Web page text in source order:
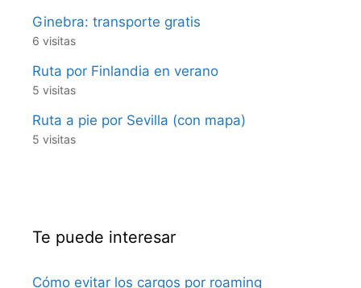
Ginebra: transporte gratis
6 visitas
Ruta por Finlandia en verano
5 visitas
Ruta a pie por Sevilla (con mapa)
5 visitas
Te puede interesar
Cómo evitar los cargos por roaming